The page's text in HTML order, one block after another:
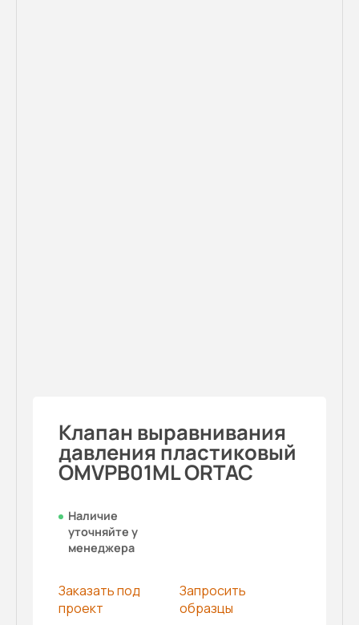
Клапан выравнивания
давления пластиковый
OMVPB01ML ORTAC
Наличие
уточняйте у
менеджера
Заказать под
проект
Запросить
образцы